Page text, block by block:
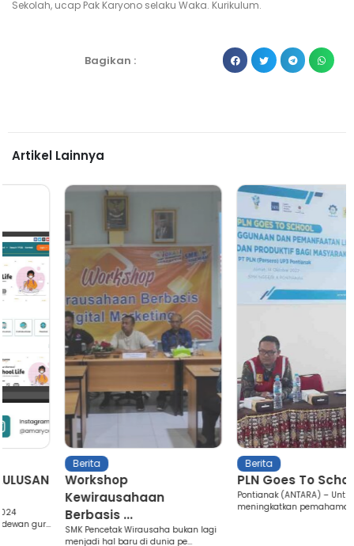
Sekolah, ucap Pak Karyono selaku Waka. Kurikulum.
Bagikan :
Artikel Lainnya
Workshop
Kewirausahaan
Berbasis ...
SMK Pencetak Wirausaha bukan lagi
menjadi hal baru di dunia pe...
PLN Goes To School
Pontianak (ANTARA) – Untuk
meningkatkan pemahaman anak u...